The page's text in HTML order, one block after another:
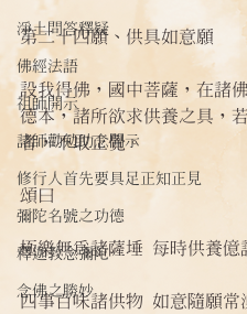
淨土問答釋疑
佛經法語
祖師開示
諸師勸勉助念開示
修行人首先要具足正知正見
彌陀名號之功德
釋迦教念彌陀
念佛之勝妙
第二十四願、供具如意願
設我得佛，國中菩薩，在諸
德本，諸所欲求供養之具，
者，不取正覺。
頌曰
極樂無為諸薩埵 每時供養億
四事百味諸供物 如意隨願常